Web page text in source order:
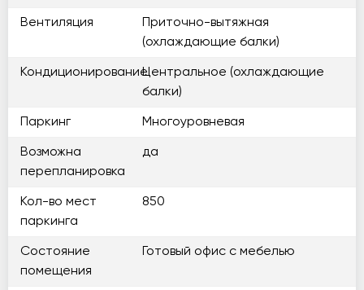
Вентиляция
Приточно-вытяжная
(охлаждающие балки)
КондиционированиеЦентральное (охлаждающие
балки)
Паркинг Многоуровневая
Возможна
перепланировка
да
Кол-во мест
паркинга
850
Состояние
помещения
Готовый офис с мебелью